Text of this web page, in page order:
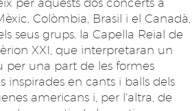
per aquests dos concerts a
Colòmbia, Brasil i el Canadà,
seus grups, la Capella Reial de
XXI, que interpretaran un
per una part de les formes
inspirades en cants i balls dels
americans i, per l'altra, de